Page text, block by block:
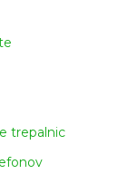
trepalnic